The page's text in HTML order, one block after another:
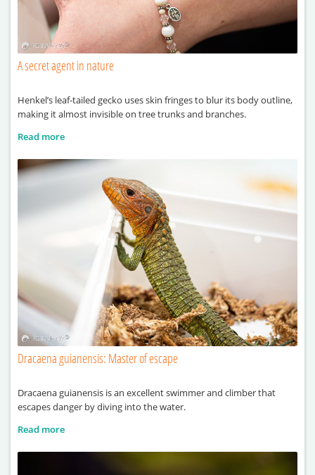
A secret agent in nature
Henkel’s leaf-tailed gecko uses skin fringes to blur its body outline,
making it almost invisible on tree trunks and branches.
Read more
Dracaena guianensis: Master of escape
Dracaena guianensis is an excellent swimmer and climber that
escapes danger by diving into the water.
Read more